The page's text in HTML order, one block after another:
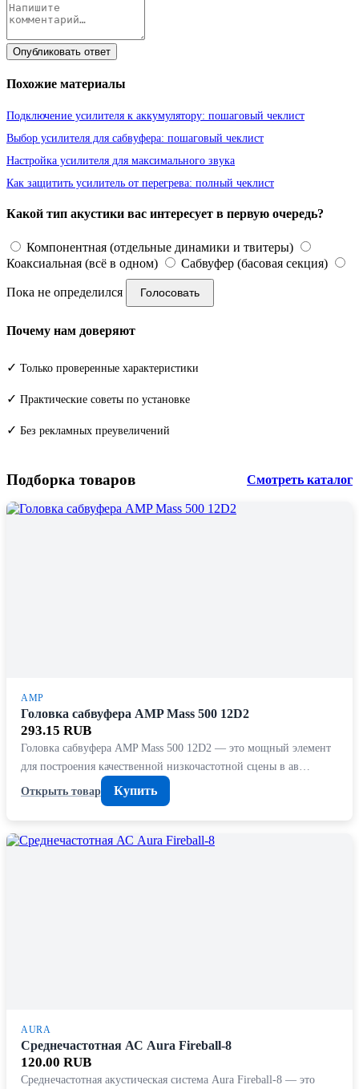
Опубликовать ответ
Похожие материалы
Подключение усилителя к аккумулятору: пошаговый чеклист
Выбор усилителя для сабвуфера: пошаговый чеклист
Настройка усилителя для максимального звука
Как защитить усилитель от перегрева: полный чеклист
Какой тип акустики вас интересует в первую очередь?
Компонентная (отдельные динамики и твитеры)
Коаксиальная (всё в одном)
Сабвуфер (басовая секция)
Пока не определился Голосовать
Почему нам доверяют
✓ Только проверенные характеристики
✓ Практические советы по установке
✓ Без рекламных преувеличений
Подборка товаров Смотреть каталог
AMP
Головка сабвуфера AMP Mass 500 12D2
293.15 RUB
Головка сабвуфера AMP Mass 500 12D2 — это мощный элемент
для построения качественной низкочастотной сцены в ав…
Открыть товар
Купить
AURA
Среднечастотная АС Aura Fireball-8
120.00 RUB
Среднечастотная акустическая система Aura Fireball-8 — это